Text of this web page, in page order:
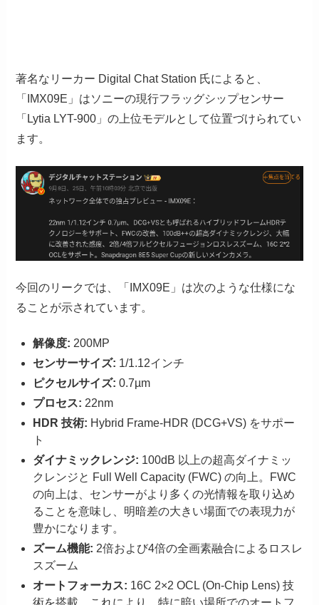
著名なリーカー Digital Chat Station 氏によると、
「IMX09E」はソニーの現行フラッグシップセンサー
「Lytia LYT-900」の上位モデルとして位置づけられてい
ます。
今回のリークでは、「IMX09E」は次のような仕様にな
ることが示されています。
解像度: 200MP
センサーサイズ: 1/1.12インチ
ピクセルサイズ: 0.7µm
プロセス: 22nm
HDR 技術: Hybrid Frame-HDR (DCG+VS) をサポー
ト
ダイナミックレンジ: 100dB 以上の超高ダイナミッ
クレンジと Full Well Capacity (FWC) の向上。FWC
の向上は、センサーがより多くの光情報を取り込め
ることを意味し、明暗差の大きい場面での表現力が
豊かになります。
ズーム機能: 2倍および4倍の全画素融合によるロスレ
スズーム
オートフォーカス: 16C 2×2 OCL (On-Chip Lens) 技
術を搭載。これにより、特に暗い場所でのオートフ